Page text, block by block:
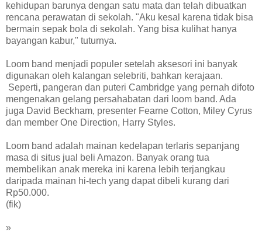
kehidupan barunya dengan satu mata dan telah dibuatkan
rencana perawatan di sekolah. "Aku kesal karena tidak bisa
bermain sepak bola di sekolah. Yang bisa kulihat hanya
bayangan kabur," tuturnya.
Loom band menjadi populer setelah aksesori ini banyak
digunakan oleh kalangan selebriti, bahkan kerajaan.
Seperti, pangeran dan puteri Cambridge yang pernah difoto
mengenakan gelang persahabatan dari loom band. Ada
juga David Beckham, presenter Fearne Cotton, Miley Cyrus
dan member One Direction, Harry Styles.
Loom band adalah mainan kedelapan terlaris sepanjang
masa di situs jual beli Amazon. Banyak orang tua
membelikan anak mereka ini karena lebih terjangkau
daripada mainan hi-tech yang dapat dibeli kurang dari
Rp50.000.
(fik)
»